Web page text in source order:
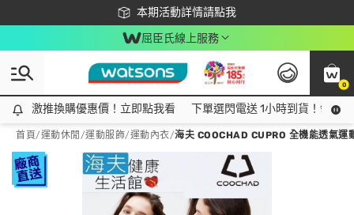
本期活動詳情請點我
下載app最高回饋$350
屈臣氏線上服務
0
激推換購優惠價！立即點我看
激推換購優惠價！立即點我看 下單選閃電送 1小時到貨！領神
首頁/運動休閒 /運動服飾/運動內衣/海夫 COOCHAD CUPRO 全機能透氣